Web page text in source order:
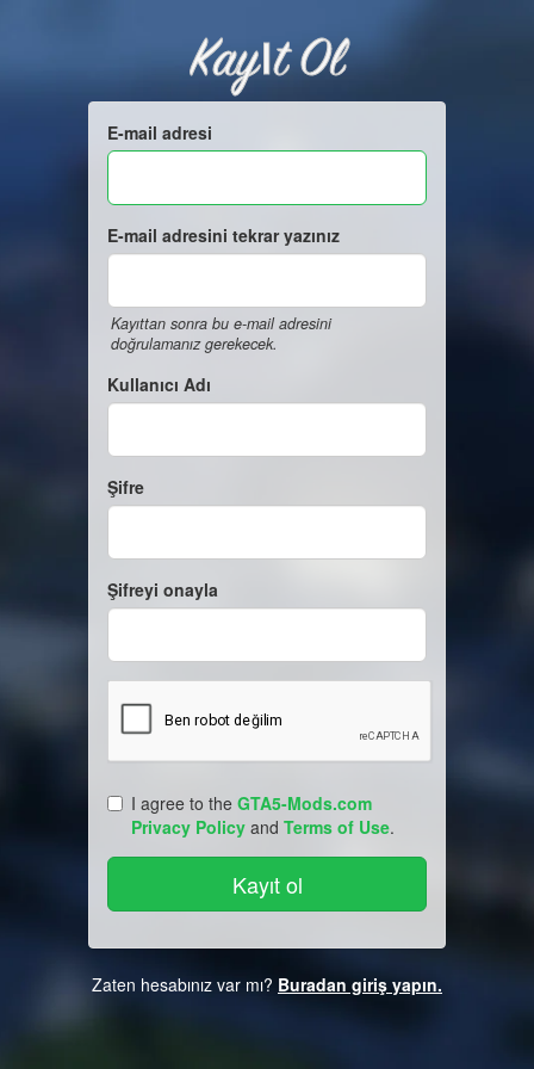
Kayıt Ol
E-mail adresi
E-mail adresini tekrar yazınız
Kayıttan sonra bu e-mail adresini
doğrulamanız gerekecek.
Kullanıcı Adı
Şifre
Şifreyi onayla
I agree to the GTA5-Mods.com
Privacy Policy and Terms of Use.
Zaten hesabınız var mı? Buradan giriş yapın.